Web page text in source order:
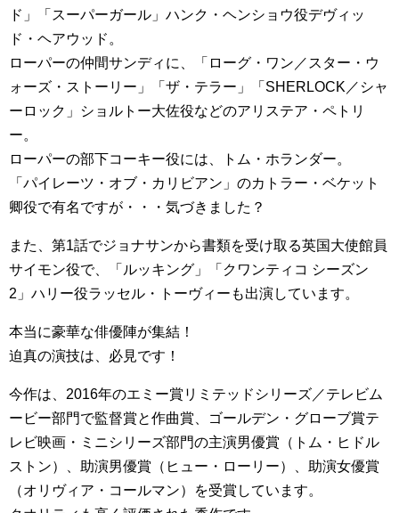
ド」「スーパーガール」ハンク・ヘンショウ役デヴィッ
ド・ヘアウッド。
ローパーの仲間サンディに、「ローグ・ワン／スター・ウ
ォーズ・ストーリー」「ザ・テラー」「SHERLOCK／シャ
ーロック」ショルトー大佐役などのアリステア・ペトリ
ー。
ローパーの部下コーキー役には、トム・ホランダー。
「パイレーツ・オブ・カリビアン」のカトラー・ベケット
卿役で有名ですが・・・気づきました？
また、第1話でジョナサンから書類を受け取る英国大使館員
サイモン役で、「ルッキング」「クワンティコ シーズン
2」ハリー役ラッセル・トーヴィーも出演しています。
本当に豪華な俳優陣が集結！
迫真の演技は、必見です！
今作は、2016年のエミー賞リミテッドシリーズ／テレビム
ービー部門で監督賞と作曲賞、ゴールデン・グローブ賞テ
レビ映画・ミニシリーズ部門の主演男優賞（トム・ヒドル
ストン）、助演男優賞（ヒュー・ローリー）、助演女優賞
（オリヴィア・コールマン）を受賞しています。